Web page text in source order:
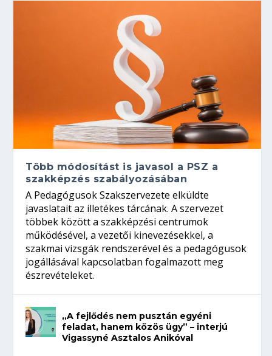
Több módosítást is javasol a PSZ a
szakképzés szabályozásában
A Pedagógusok Szakszervezete elküldte
javaslatait az illetékes tárcának. A szervezet
többek között a szakképzési centrumok
működésével, a vezetői kinevezésekkel, a
szakmai vizsgák rendszerével és a pedagógusok
jogállásával kapcsolatban fogalmazott meg
észrevételeket.
„A fejlődés nem pusztán egyéni
feladat, hanem közös ügy” – interjú
Vigassyné Asztalos Anikóval